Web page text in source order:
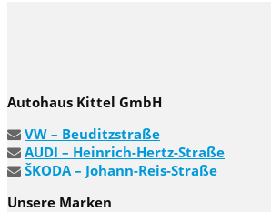
Autohaus Kittel GmbH
VW – Beuditzstraße
AUDI – Heinrich-Hertz-Straße
ŠKODA – Johann-Reis-Straße
Unsere Marken